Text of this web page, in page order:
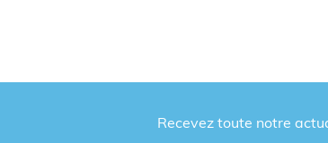
Recevez toute notre